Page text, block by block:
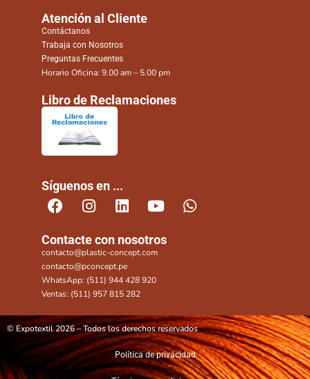
Atención al Cliente
Contáctanos
Trabaja con Nosotros
Preguntas Frecuentes
Horario Oficina: 9.00 am – 5.00 pm
Libro de Reclamaciones
Síguenos en ...
Contacte con nosotros
contacto@plastic-concept.com
contacto@pconcept.pe
WhatsApp: (511) 944 428 920
Ventas: (511) 957 815 282
© Expotextil 2026 – Todos los derechos reservados
Política de privacidad